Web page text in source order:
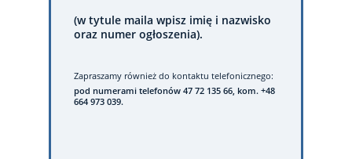
(w tytule maila wpisz imię i nazwisko
oraz numer ogłoszenia).
Zapraszamy również do kontaktu telefonicznego:
pod numerami telefonów 47 72 135 66, kom. +48
664 973 039.